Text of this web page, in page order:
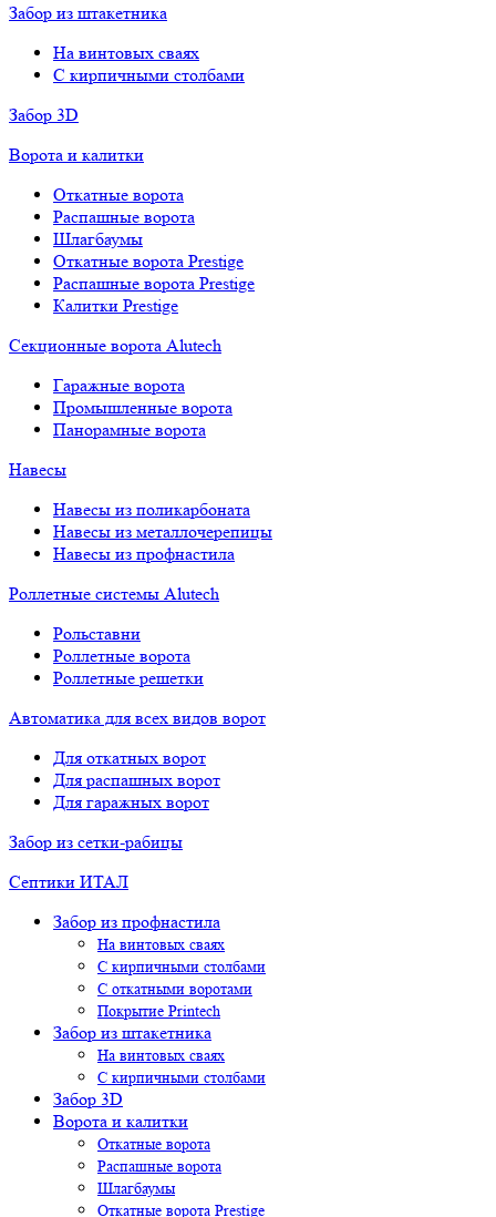
Забор из штакетника
На винтовых сваях
С кирпичными столбами
Забор 3D
Ворота и калитки
Откатные ворота
Распашные ворота
Шлагбаумы
Откатные ворота Prestige
Распашные ворота Prestige
Калитки Prestige
Секционные ворота Alutech
Гаражные ворота
Промышленные ворота
Панорамные ворота
Навесы
Навесы из поликарбоната
Навесы из металлочерепицы
Навесы из профнастила
Роллетные системы Alutech
Рольставни
Роллетные ворота
Роллетные решетки
Автоматика для всех видов ворот
Для откатных ворот
Для распашных ворот
Для гаражных ворот
Забор из сетки-рабицы
Септики ИТАЛ
Забор из профнастила
На винтовых сваях
С кирпичными столбами
С откатными воротами
Покрытие Printech
Забор из штакетника
На винтовых сваях
С кирпичными столбами
Забор 3D
Ворота и калитки
Откатные ворота
Распашные ворота
Шлагбаумы
Откатные ворота Prestige